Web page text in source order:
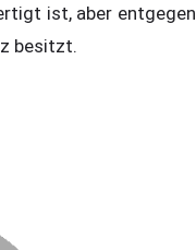
ist, aber entgegen
besitzt.